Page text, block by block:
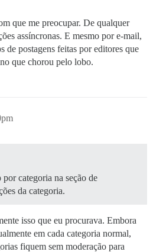
que me preocupar. De qualquer
assíncronas. E mesmo por e-mail,
de postagens feitas por editores que
que chorou pelo lobo.
categoria na seção de
da categoria.
isso que eu procurava. Embora
em cada categoria normal,
fiquem sem moderação para